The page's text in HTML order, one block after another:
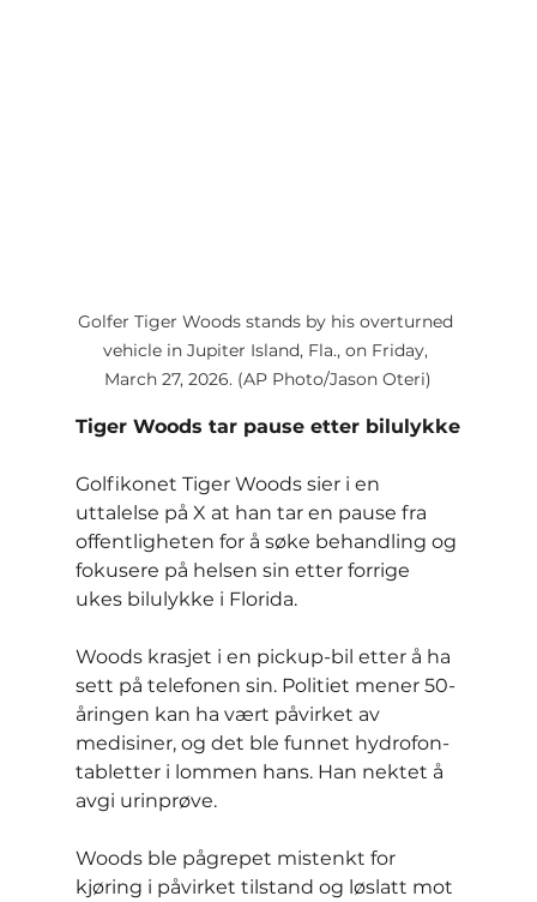
Golfer Tiger Woods stands by his overturned
vehicle in Jupiter Island, Fla., on Friday,
March 27, 2026. (AP Photo/Jason Oteri)
Tiger Woods tar pause etter bilulykke
Golfikonet Tiger Woods sier i en
uttalelse på X at han tar en pause fra
offentligheten for å søke behandling og
fokusere på helsen sin etter forrige
ukes bilulykke i Florida.
Woods krasjet i en pickup-bil etter å ha
sett på telefonen sin. Politiet mener 50-
åringen kan ha vært påvirket av
medisiner, og det ble funnet hydrofon-
tabletter i lommen hans. Han nektet å
avgi urinprøve.
Woods ble pågrepet mistenkt for
kjøring i påvirket tilstand og løslatt mot